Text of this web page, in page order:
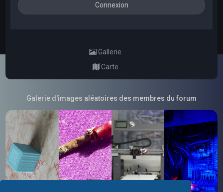
Gallerie
Carte
Galerie d'images aléatoires des membres du forum